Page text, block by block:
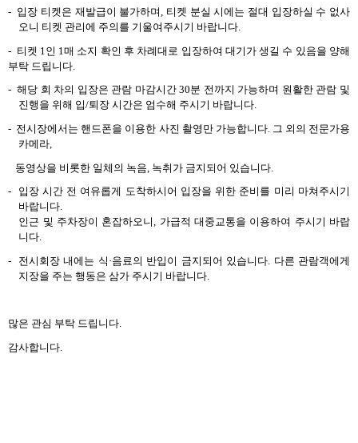
- 입장 티켓은 재발급이 불가하며
티켓 분실 시에는 절대 입장하실 수 없사
오니 티켓 관리에 주의를 기울여주시기 바랍니다
- 티켓 1 인 1매 소지 확인 후 차례대로 입장하여 대기가 생길 수 있음을 양해
부탁 드립니다
- 해당 회 차의 입장은 관람 마감시간30분 전까지 가능하며 원활한 관람 및
진행을 위해 입/퇴장 시간은 엄수해 주시기 바랍니다.
- 전시장에서는 핸드폰을 이용한 사진 촬영만 가능합니다. 그 외의 전문가용
카메라
동영상을 비롯한 일체의 녹음 녹취가 금지되어 있습니다
-
입장 시간 전 여유롭게 도착하시어 입장을 위한 준비를 미리 마쳐주시기
바랍니다.
인근 및 주차장이 혼잡하오니, 가급적 대중교통을 이용하여 주시기 바랍
니다.
-
전시회장 내에는 식 ·음료의 반입이 금지되어 있습니다 다른 관람객에게
지장을 주는 행동은 삼가 주시기 바랍니다
많은 관심 부탁 드립니다.
감사합니다